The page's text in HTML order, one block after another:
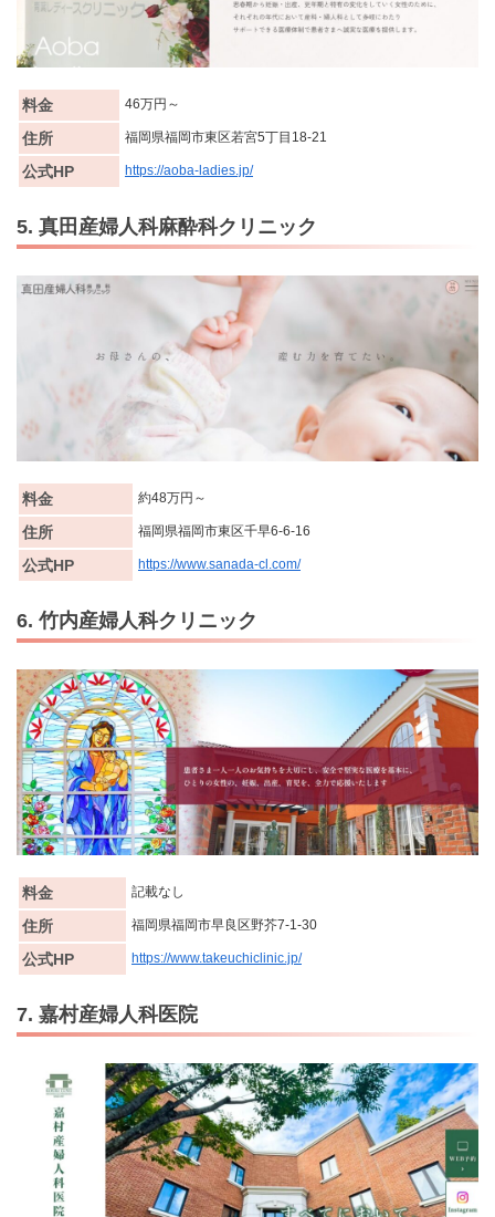
料金 46万円～
住所 福岡県福岡市東区若宮5丁目18-21
公式HP https://aoba-ladies.jp/
5. 真田産婦人科麻酔科クリニック
料金 約48万円～
住所 福岡県福岡市東区千早6-6-16
公式HP https://www.sanada-cl.com/
6. 竹内産婦人科クリニック
料金 記載なし
住所 福岡県福岡市早良区野芥7-1-30
公式HP https://www.takeuchiclinic.jp/
7. 嘉村産婦人科医院